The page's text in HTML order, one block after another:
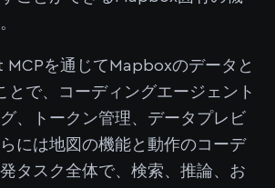
を通じてMapboxのデータと
とで、コーディングエージェント
、トークン管理、データプレビ
には地図の機能と動作のコーデ
タスク全体で、検索、推論、お